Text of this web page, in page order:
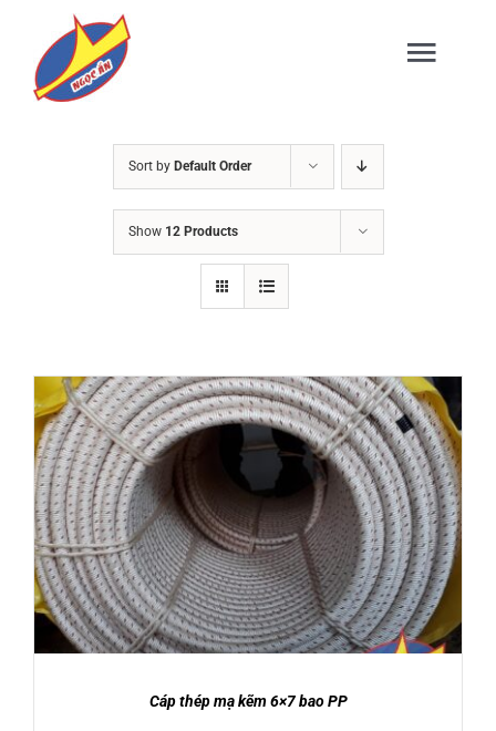
content
DỊCH VỤ
TIN TỨC
CATALOGUE
LIÊN HỆ
Sort by Default Order
Show 12 Products
Được xếp
hạng5.005
sao
DETAILS
Cáp thép mạ kẽm 6×7 bao PP